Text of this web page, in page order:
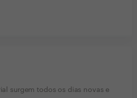
surgem todos os dias novas e